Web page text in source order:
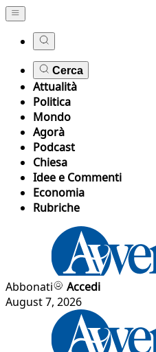
Cerca
Attualità
Politica
Mondo
Agorà
Podcast
Chiesa
Idee e Commenti
Economia
Rubriche
Abbonati
Accedi
August 7, 2026